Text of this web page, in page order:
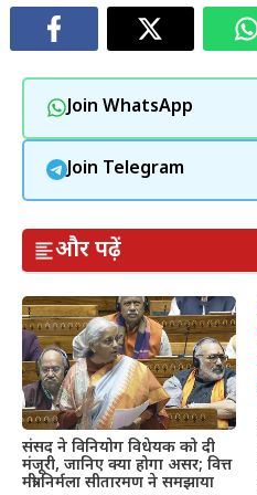
Join WhatsApp
Join Telegram
और पढ़ें
संसद ने विनियोग विधेयक को दी
मंजूरी, जानिए क्या होगा असर; वित्त
मंत्री निर्मला सीतारमण ने समझाया